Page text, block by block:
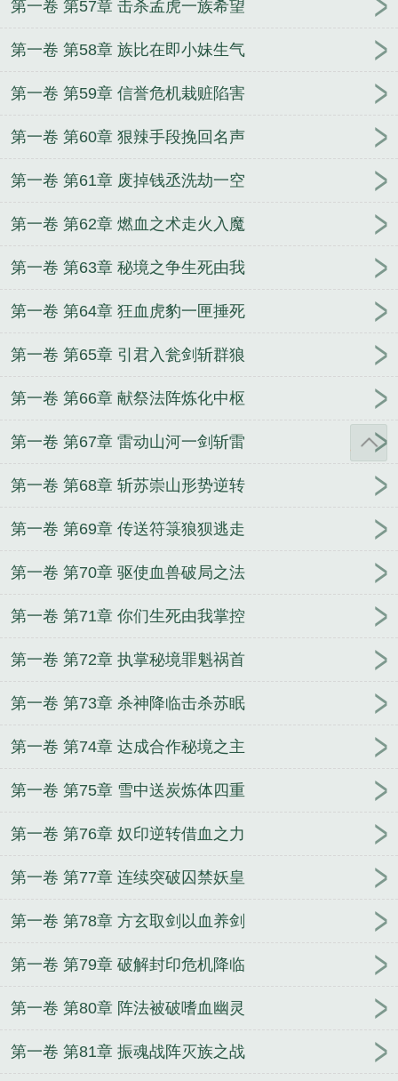
第一卷 第57章 击杀孟虎一族希望
第一卷 第58章 族比在即小妹生气
第一卷 第59章 信誉危机栽赃陷害
第一卷 第60章 狠辣手段挽回名声
第一卷 第61章 废掉钱丞洗劫一空
第一卷 第62章 燃血之术走火入魔
第一卷 第63章 秘境之争生死由我
第一卷 第64章 狂血虎豹一匣捶死
第一卷 第65章 引君入瓮剑斩群狼
第一卷 第66章 献祭法阵炼化中枢
第一卷 第67章 雷动山河一剑斩雷
第一卷 第68章 斩苏崇山形势逆转
第一卷 第69章 传送符箓狼狈逃走
第一卷 第70章 驱使血兽破局之法
第一卷 第71章 你们生死由我掌控
第一卷 第72章 执掌秘境罪魁祸首
第一卷 第73章 杀神降临击杀苏眠
第一卷 第74章 达成合作秘境之主
第一卷 第75章 雪中送炭炼体四重
第一卷 第76章 奴印逆转借血之力
第一卷 第77章 连续突破囚禁妖皇
第一卷 第78章 方玄取剑以血养剑
第一卷 第79章 破解封印危机降临
第一卷 第80章 阵法被破嗜血幽灵
第一卷 第81章 振魂战阵灭族之战